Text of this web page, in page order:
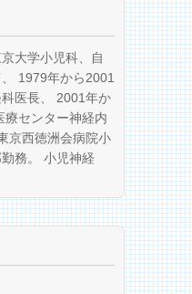
大学小児科、自
1979年から2001
医長、 2001年か
療センター神経内
京西徳洲会病院小
務。 小児神経